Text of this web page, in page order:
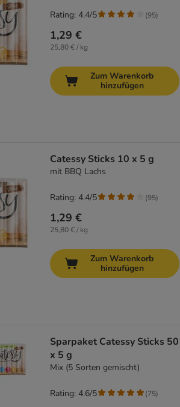
1,29 €
25,80 € / kg
Rating: 4.4/5 (95)
Zum Warenkorb
hinzufügen
Catessy Sticks 10 x 5 g
mit BBQ Lachs
1,29 €
25,80 € / kg
Rating: 4.4/5 (95)
Zum Warenkorb
hinzufügen
Sparpaket Catessy Sticks 50
x 5 g
Mix (5 Sorten gemischt)
Rating: 4.6/5 (75)